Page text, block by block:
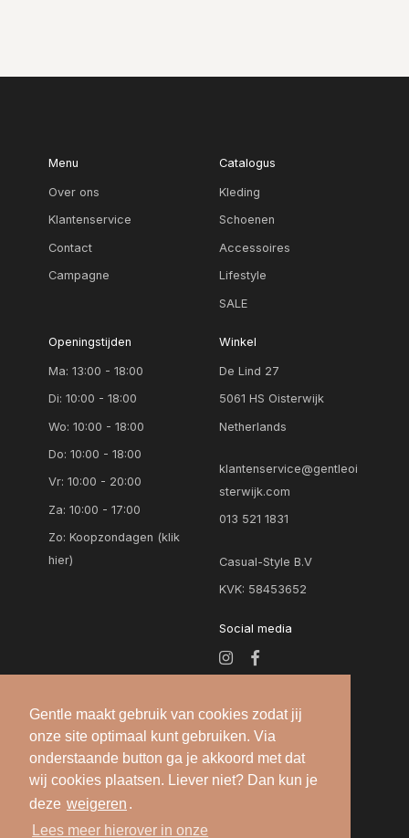
Gentle maakt gebruik van cookies zodat jij
onze site optimaal kunt gebruiken. Via
onderstaande button ga je akkoord met dat
wij cookies plaatsen. Liever niet? Dan kun je
deze weigeren .
Lees meer hierover in onze
Menu
Over ons
Klantenservice
Contact
Campagne
Catalogus
Kleding
Schoenen
Accessoires
Lifestyle
SALE
Openingstijden
Ma: 13:00 - 18:00
Di: 10:00 - 18:00
Wo: 10:00 - 18:00
Do: 10:00 - 18:00
Vr: 10:00 - 20:00
Za: 10:00 - 17:00
Zo:Koopzondagen (klik
hier)
Winkel
De Lind 27
5061 HS Oisterwijk
Netherlands
klantenservice@gentleoi
sterwijk.com
013 521 1831
Casual-Style B.V
KVK: 58453652
Social media
Alle rechten voorbehouden — 2026 © Gentle